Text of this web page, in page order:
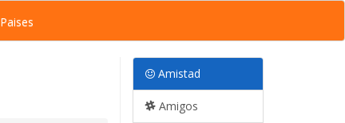
Paises
Amistad
Amigos